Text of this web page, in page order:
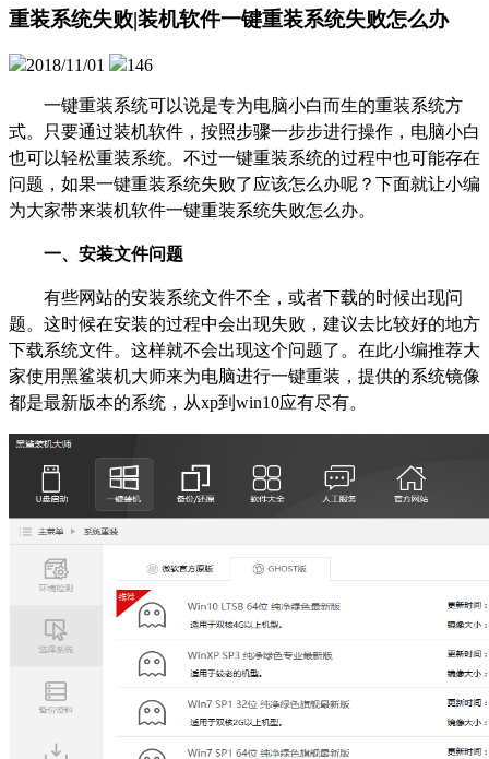
重装系统失败|装机软件一键重装系统失败怎么办
2018/11/01 146
一键重装系统可以说是专为电脑小白而生的重装系统方
式。只要通过装机软件，按照步骤一步步进行操作，电脑小白
也可以轻松重装系统。不过一键重装系统的过程中也可能存在
问题，如果一键重装系统失败了应该怎么办呢？下面就让小编
为大家带来装机软件一键重装系统失败怎么办。
一、安装文件问题
有些网站的安装系统文件不全，或者下载的时候出现问
题。这时候在安装的过程中会出现失败，建议去比较好的地方
下载系统文件。这样就不会出现这个问题了。在此小编推荐大
家使用黑鲨装机大师来为电脑进行一键重装，提供的系统镜像
都是最新版本的系统，从xp到win10应有尽有。